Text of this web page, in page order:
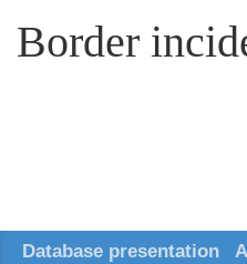
Border
Database presentation